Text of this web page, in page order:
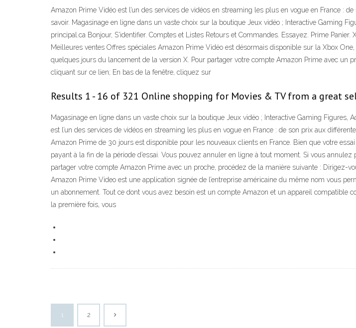
Amazon Prime Vidéo est l’un des services de vidéos en streaming les plus en vogue en France :
savoir. Magasinage en ligne dans un vaste choix sur la boutique Jeux vidéo ; Interactive Gaming
principal.ca Bonjour, S'identifier. Comptes et Listes Retours et Commandes. Essayez. Prime
Meilleures ventes Offres spéciales Amazon Prime Vidéo est désormais disponible sur la Xbox
quelques jours du lancement de la version X. Pour partager votre compte Amazon Prime avec un
cliquant sur ce lien; En bas de la fenêtre, cliquez sur
Results 1 - 16 of 321 Online shopping for Movies & TV from a great
Magasinage en ligne dans un vaste choix sur la boutique Jeux vidéo ; Interactive Gaming
est l’un des services de vidéos en streaming les plus en vogue en France : de son prix aux
Amazon Prime de 30 jours est disponible pour les nouveaux clients en France. Bien que votre
payant à la fin de la période d’essai. Vous pouvez annuler en ligne à tout moment. Si vous
partager votre compte Amazon Prime avec un proche, procédez de la manière suivante :
Amazon Prime Video est une application signée de l’entreprise américaine du même nom vous
un abonnement. Tout ce dont vous avez besoin est un compte Amazon et un appareil compatible
la première fois, vous
1 2